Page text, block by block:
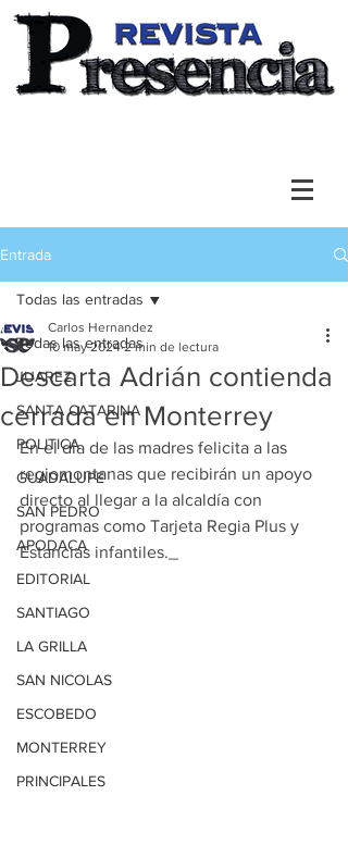
Entrada
Todas las entradas
JUAREZ
SANTA CATARINA
POLITICA
GUADALUPE
SAN PEDRO
APODACA
EDITORIAL
SANTIAGO
LA GRILLA
SAN NICOLAS
ESCOBEDO
MONTERREY
PRINCIPALES
Todas las entradas
Descarta Adrián contienda
cerrada en Monterrey
Carlos Hernandez
10 may 2024 2 min de lectura
En el día de las madres felicita a las
regiomontanas que recibirán un apoyo
directo al llegar a la alcaldía con
programas como Tarjeta Regia Plus y
Estancias infantiles._